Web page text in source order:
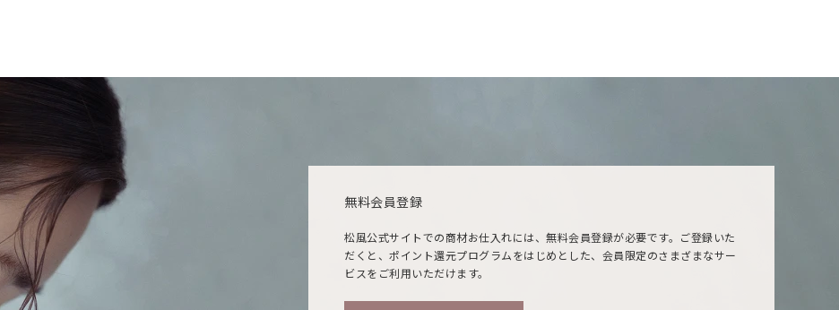
無料会員登録
松風公式サイトでの商材お仕入れには、無料会員登録が必要です。ご登録いた
だくと、ポイント還元プログラムをはじめとした、会員限定のさまざまなサー
ビスをご利用いただけます。